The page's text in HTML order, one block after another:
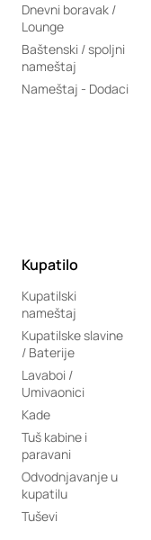
Dnevni boravak /
Lounge
Baštenski / spoljni
nameštaj
Nameštaj - Dodaci
Kupatilo
Kupatilski
nameštaj
Kupatilske slavine
/ Baterije
Lavaboi /
Umivaonici
Kade
Tuš kabine i
paravani
Odvodnjavanje u
kupatilu
Tuševi